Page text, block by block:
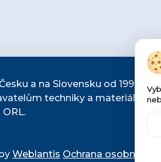
a na Slovensku od 1990.
techniky a materiálu pro
Weblantis Ochrana osobních